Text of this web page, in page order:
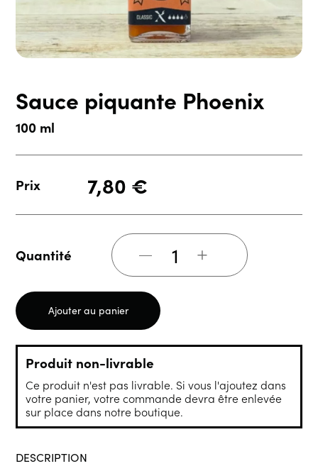
Sauce piquante Phoenix
100 ml
Prix 7,80 €
Quantité +
Ajouter au panier
Produit non-livrable
Ce produit n'est pas livrable. Si vous l'ajoutez dans
votre panier, votre commande devra être enlevée
sur place dans notre boutique.
DESCRIPTION